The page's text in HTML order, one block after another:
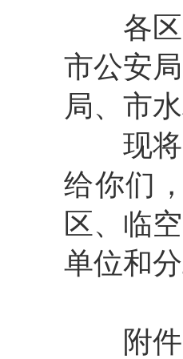
各
市公安
局、市
现
给你们
区、临
单位和分
附